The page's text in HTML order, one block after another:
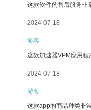
这款软件的售后服务非
2024-07-18
游客
这款加速器VPM应用程
2024-07-18
游客
这款app的商品种类非